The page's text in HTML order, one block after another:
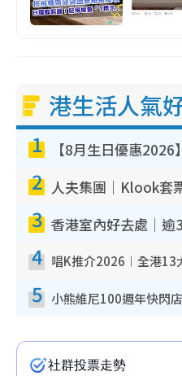
港生活人氣
1
2
3
4
5